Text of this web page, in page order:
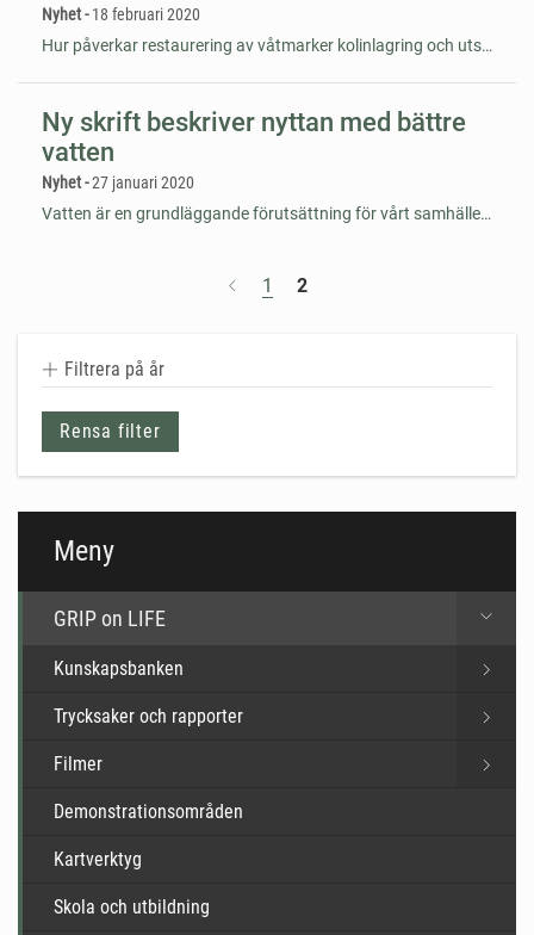
Nyhet -18 februari 2020
Hur påverkar restaurering av våtmarker kolinlagring och utsläpp av växthusgaser? För att ta reda på det mäter vi bland annat koldioxid- och metangasbalansen på svenska myrar. Förhoppningen är att mätningarna ska ge oss ny kunskap om hur våtmarksrestaurering kan göras för att maximera nyttan för både klimat och biologisk mångfald.
Ny skrift beskriver nyttan med bättre
vatten
Nyhet -27 januari 2020
Vatten är en grundläggande förutsättning för vårt samhälle. Trots det är det ibland svårt att motivera dyra åtgärder för bättre vatten. I den nya skriften ”Nyttan med bättre vatten” lyfter vattenmyndigheterna fram vattnets samhällsekonomiska värde.
1 2
Filtrera på år
Rensa filter
Meny
GRIP on LIFE
Kunskapsbanken
Trycksaker och rapporter
Filmer
Demonstrationsområden
Kartverktyg
Skola och utbildning